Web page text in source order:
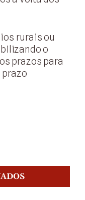
rurais ou
o
prazos para
prazo